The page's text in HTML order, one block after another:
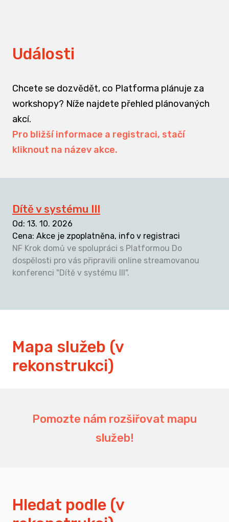
Události
Chcete se dozvědět, co Platforma plánuje za
workshopy? Níže najdete přehled plánovaných
akcí.
Pro bližší informace a registraci, stačí
kliknout na název akce.
Dítě v systému III
Od: 13. 10. 2026
Cena: Akce je zpoplatněna, info v registraci
NF Krok domů ve spolupráci s Platformou Do
dospělosti pro vás připravili online streamovanou
konferenci "Dítě v systému III".
Mapa služeb (v
rekonstrukci)
Pomozte nám rozšiřovat mapu
služeb!
Hledat podle (v